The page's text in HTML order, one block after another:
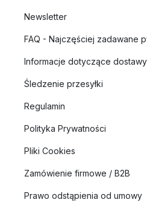
Newsletter
FAQ - Najczęściej zadawane
Informacje dotyczące dostawy
Śledzenie przesyłki
Regulamin
Polityka Prywatności
Pliki Cookies
Zamówienie firmowe / B2B
Prawo odstąpienia od umowy